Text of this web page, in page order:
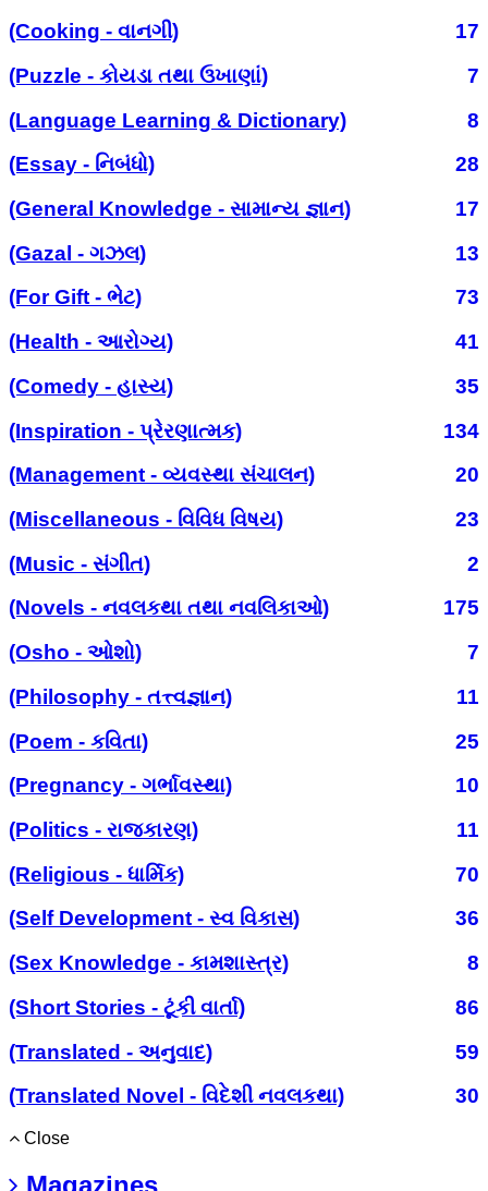
(Cooking - વાનગી)
17
(Puzzle - કોયડા તથા ઉખાણાં)
7
(Language Learning & Dictionary)
8
(Essay - નિબંધો)
28
(General Knowledge - સામાન્ય જ્ઞાન)
17
(Gazal - ગઝલ)
13
(For Gift - ભેટ)
73
(Health - આરોગ્ય)
41
(Comedy - હાસ્ય)
35
(Inspiration - પ્રેરણાત્મક)
134
(Management - વ્યવસ્થા સંચાલન)
20
(Miscellaneous - વિવિધ વિષય)
23
(Music - સંગીત)
2
(Novels - નવલકથા તથા નવલિકાઓ)
175
(Osho - ઓશો)
7
(Philosophy - તત્ત્વજ્ઞાન)
11
(Poem - કવિતા)
25
(Pregnancy - ગર્ભાવસ્થા)
10
(Politics - રાજકારણ)
11
(Religious - ધાર્મિક)
70
(Self Development - સ્વ વિકાસ)
36
(Sex Knowledge - કામશાસ્ત્ર)
8
(Short Stories - ટૂંકી વાર્તા)
86
(Translated - અનુવાદ)
59
(Translated Novel - વિદેશી નવલકથા)
30
Close
Magazines